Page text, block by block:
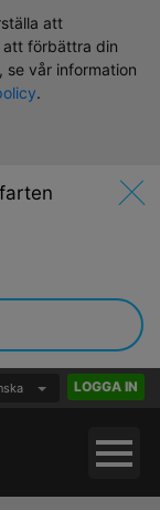
att
förbättra din
se vår information
.
LOGGA IN